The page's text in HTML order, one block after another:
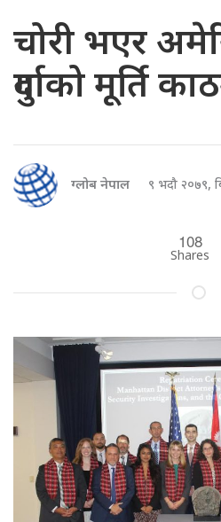
चोरी भएर
दुर्गाको मूर्ति
ग्लोब नेपाल ९ भदौ २०७९,
108
Shares